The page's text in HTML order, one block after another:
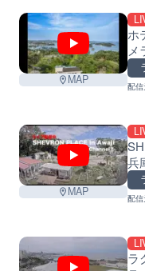
MAP
ホ
配信
MAP
兵
配信
ラ